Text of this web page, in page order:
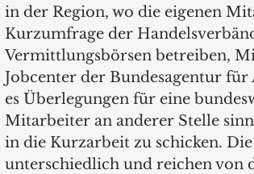
in der Region, wo die eigenen
Kurzumfrage der
Vermittlungsbörsen betreiben,
Jobcenter der Bundesagentur
es Überlegungen für eine
Mitarbeiter an anderer Stelle
in die Kurzarbeit zu schicken.
unterschiedlich und reichen von